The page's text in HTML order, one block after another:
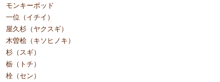
モンキーポッド
一位（イチイ）
屋久杉（ヤクスギ）
木曽桧（キソヒノキ）
杉（スギ）
栃（トチ）
栓（セン）